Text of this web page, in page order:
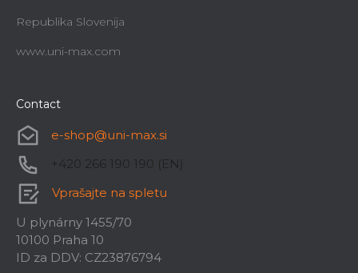
Republika Slovenija
www.uni-max.com
Contact
e-shop@uni-max.si
+420 266 190 190 (EN)
Vprašajte na spletu
U plynárny 1455/70
10100 Praha 10
ID za DDV: CZ23876794